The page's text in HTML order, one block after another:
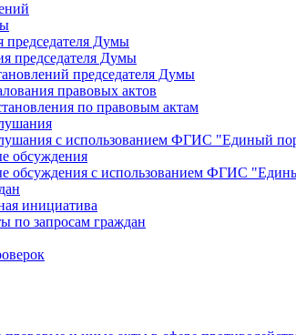
председателя Думы
председателя Думы
председателя Думы
правовых актов
по правовым актам
с использованием ФГИС "Единый
обсуждения
обсуждения с использованием ФГИС
инициатива
по запросам граждан